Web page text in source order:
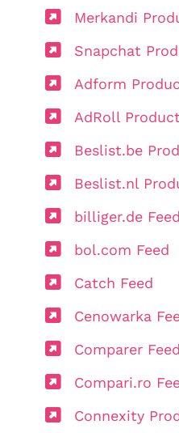
Merkandi
Snapchat
Adform
AdRoll
Beslist.be
Beslist.nl
billiger.de Feed
bol.com Feed
Catch Feed
Cenowarka
Comparer Feed
Compari.ro
Connexity